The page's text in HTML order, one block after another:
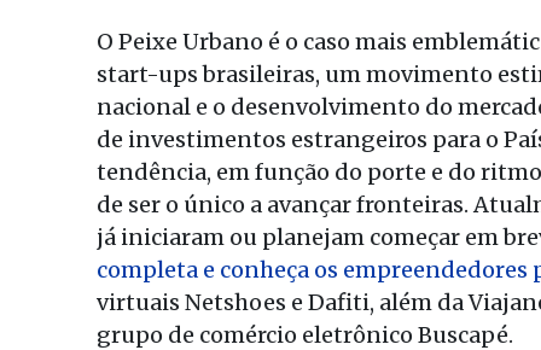
O Peixe Urbano é o caso mais
start-ups brasileiras, um movimento
nacional e o desenvolvimento do
de investimentos estrangeiros para o
tendência, em função do porte e do
de ser o único a avançar fronteiras.
já iniciaram ou planejam começar em
completa e conheça os empreendedores
virtuais Netshoes e Dafiti, além da
grupo de comércio eletrônico Buscapé.